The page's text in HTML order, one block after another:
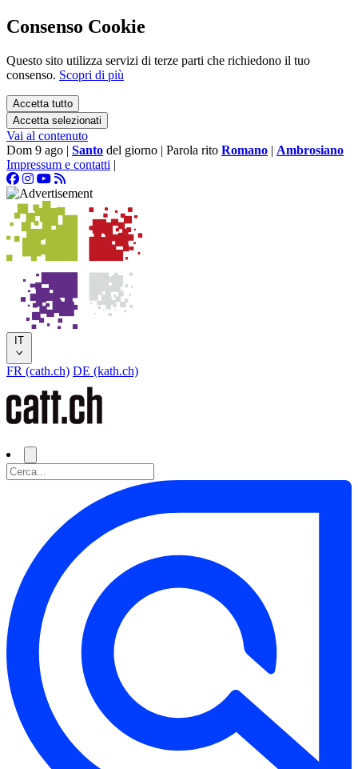
Consenso Cookie
Questo sito utilizza servizi di terze parti che richiedono il tuo
consenso. Scopri di più
Accetta tutto
Accetta selezionati
Vai al contenuto
Dom 9 ago | Santo del giorno | Parola rito Romano | Ambrosiano
Impressum e contatti |
IT
FR (cath.ch) DE (kath.ch)